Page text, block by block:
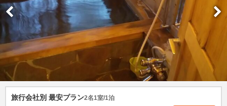
旅行会社別 最安プラン2名1室/1泊